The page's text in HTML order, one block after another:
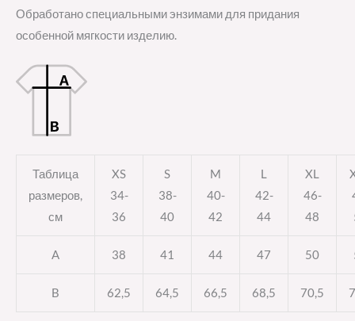
Обработано специальными энзимами для придания
особенной мягкости изделию.
Таблица
размеров,
см
XS
34-
36
S
38-
40
M
40-
42
L
42-
44
XL
46-
48
A 38 41 44 47 50
B 62,5 64,5 66,5 68,5 70,5